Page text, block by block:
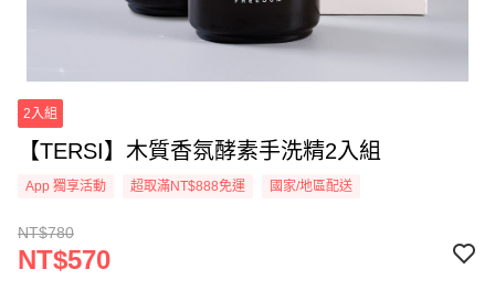
2入組
【TERSI】木質香氛酵素手洗精2入組
App 獨享活動 超取滿NT$888免運 國家/地區配送
NT$780
NT$570